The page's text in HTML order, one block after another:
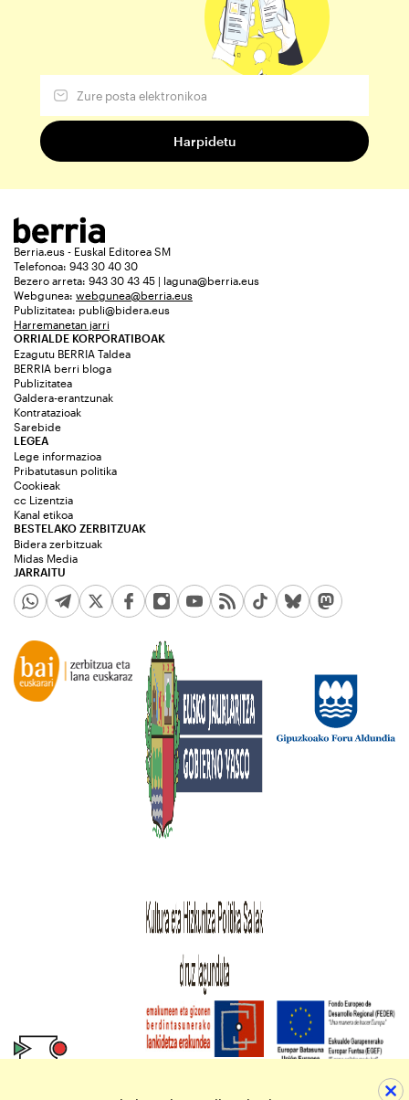
Berria.eus - Euskal Editorea SM
Telefonoa: 943 30 40 30
Bezero arreta: 943 30 43 45 | laguna@berria.eus
Webgunea: webgunea@berria.eus
Publizitatea: publi@bidera.eus
Harremanetan jarri
ORRIALDE KORPORATIBOAK
Ezagutu BERRIA Taldea
BERRIA berri bloga
Publizitatea
Galdera-erantzunak
Kontratazioak
Sarebide
JARRAITU
LEGEA
Lege informazioa
Pribatutasun politika
Cookieak
cc Lizentzia
Kanal etikoa
BESTELAKO ZERBITZUAK
Bidera zerbitzuak
Midas Media